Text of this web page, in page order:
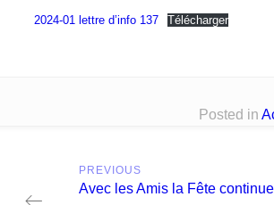
2024-01 lettre d’info 137 Télécharger
Posted in
navigation
PREVIOUS
Previous
Avec les Amis la Fête continue